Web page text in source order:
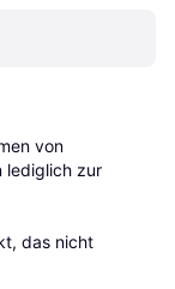
von
lediglich zur
das nicht